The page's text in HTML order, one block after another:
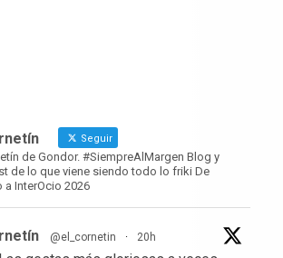
Seguir
de Gondor. #SiempreAlMargen Blog y
de lo que viene siendo todo lo friki De
a InterOcio 2026
@el_cornetin · 20h